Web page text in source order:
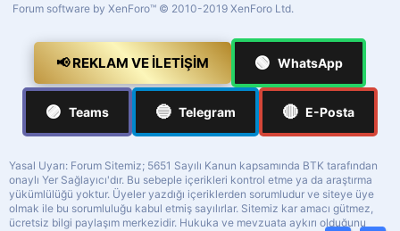
Forum software by XenForo™ © 2010-2019 XenForo Ltd.
📢 REKLAM VE İLETIŞIM 🟢 WhatsApp
🟣 Teams 🔵 Telegram 🔴 E-Posta
Yasal Uyarı: Forum Sitemiz; 5651 Sayılı Kanun kapsamında BTK tarafından
onaylı Yer Sağlayıcı'dır. Bu sebeple içerikleri kontrol etme ya da araştırma
yükümlülüğü yoktur. Üyeler yazdığı içeriklerden sorumludur ve siteye üye
olmak ile bu sorumluluğu kabul etmiş sayılırlar. Sitemiz kar amacı gütmez,
ücretsiz bilgi paylaşım merkezidir. Hukuka ve mevzuata aykırı olduğunu